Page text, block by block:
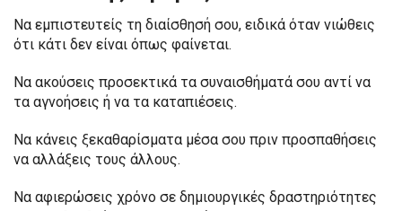
Να εμπιστευτείς τη διαίσθησή σου, ειδικά όταν νιώθεις
ότι κάτι δεν είναι όπως φαίνεται.
Να ακούσεις προσεκτικά τα συναισθήματά σου αντί να
τα αγνοήσεις ή να τα καταπιέσεις.
Να κάνεις ξεκαθαρίσματα μέσα σου πριν προσπαθήσεις
να αλλάξεις τους άλλους.
Να αφιερώσεις χρόνο σε δημιουργικές δραστηριότητες